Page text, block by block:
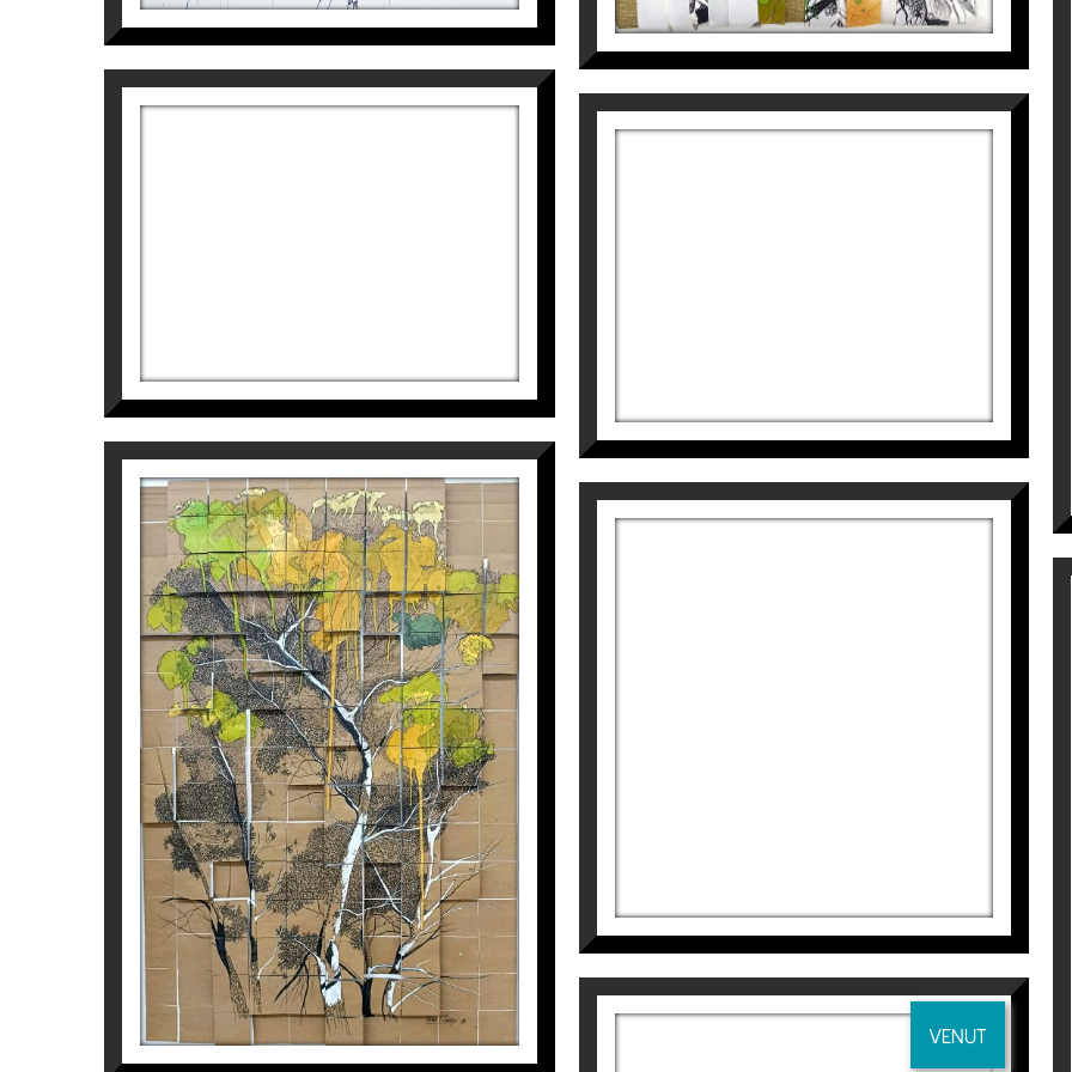
OBRA
Coherent en el seu treball i conceptualització, concep l’art com una necessitat d’expressar les
plataforma des d’on dialogar sobre la consciència actual. Amb la convicció que l’art i la
seva filosofia de treball ret homenatge a la importància de la senzillesa, l’orgànic, el natural i,
inquietud per evitar que el paisatge natural desaparegui. El projecte artístic de la Tatiana
caràcter d’ideari reivindicatiu: “l’hàbitat natural ha de seguir guiant-nos i acompanyant-nos,
CONCURSOS I SELECCIONS
• Seleccionada pel Concurs Internacional de Música MARIA CANALS per a la realització de la
(2019).Seleccionada pel Gremi de Galeristes de Catalunya per ArtMadrid (Edició de Catàleg)
d’immersió artística, a l’Institut de Psicologia, Fundació Collserola. (2019)
• Seleccionada per a l’exposició de “Jove artistes Catalans a Nova York” per la Generalitat de
• Seleccionada per al 47 “Saló Europeu de Joves Creadors de Montrouge”. Itinerant: França-
d’Arts Plàstiques Àngel Gelabert. “Casal Solleric” de Palma de Mallorca.
• Seleccionada com a artista estrangera per a la Primavera Romana d’Art Contemporani de
EXPOSICIONS INDIVIDUALS I PROJECTES
Galeria Art Enllà, Barcelona, (2021).Galeria Alba Cabrera, València. (2020).Foyer Palau de la
Anquins, Reus, Catalunya. (2019).Galeria Santiago Rusiñol, Sant Cugat de Vallès, Bcn. Galeria
antropologies naturals. (2018).
EXPOSICIONS COL·LECTIVES
RETRATO SEGMENTADO I
Tatiana Blanqué
2.550€
VENUT